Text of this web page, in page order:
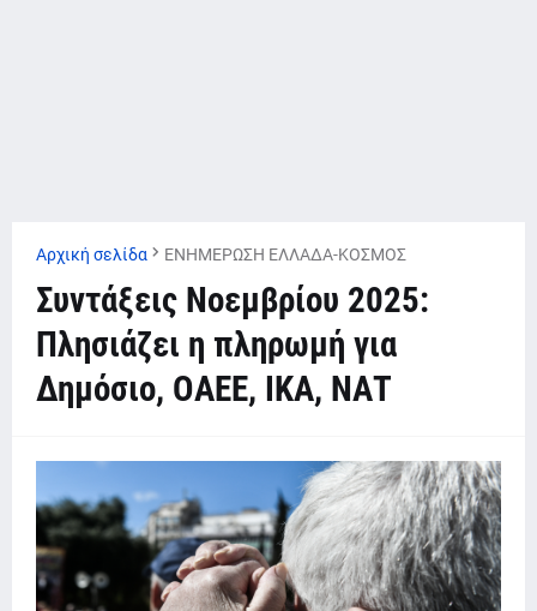
Αρχική σελίδα ΕΝΗΜΕΡΩΣΗ ΕΛΛΑΔΑ-ΚΟΣΜΟΣ
Συντάξεις Νοεμβρίου 2025:
Πλησιάζει η πληρωμή για
Δημόσιο, ΟΑΕΕ, ΙΚΑ, ΝΑΤ